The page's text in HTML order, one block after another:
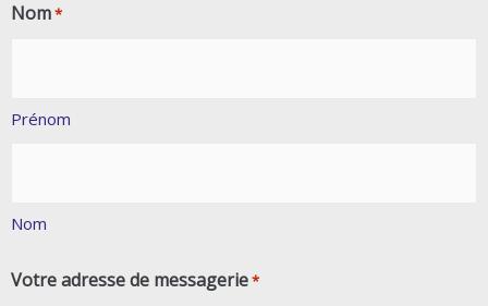
Nom*
Prénom
Nom
Votre adresse de messagerie*